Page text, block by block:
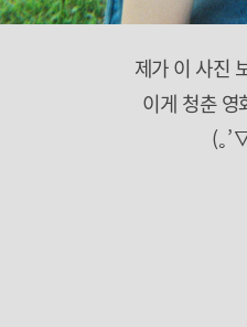
제가 이 사진
이게 청춘 영
(｡